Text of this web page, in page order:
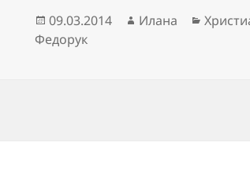
Опубликовано
09.03.2014 Автор
Илана
Федорук